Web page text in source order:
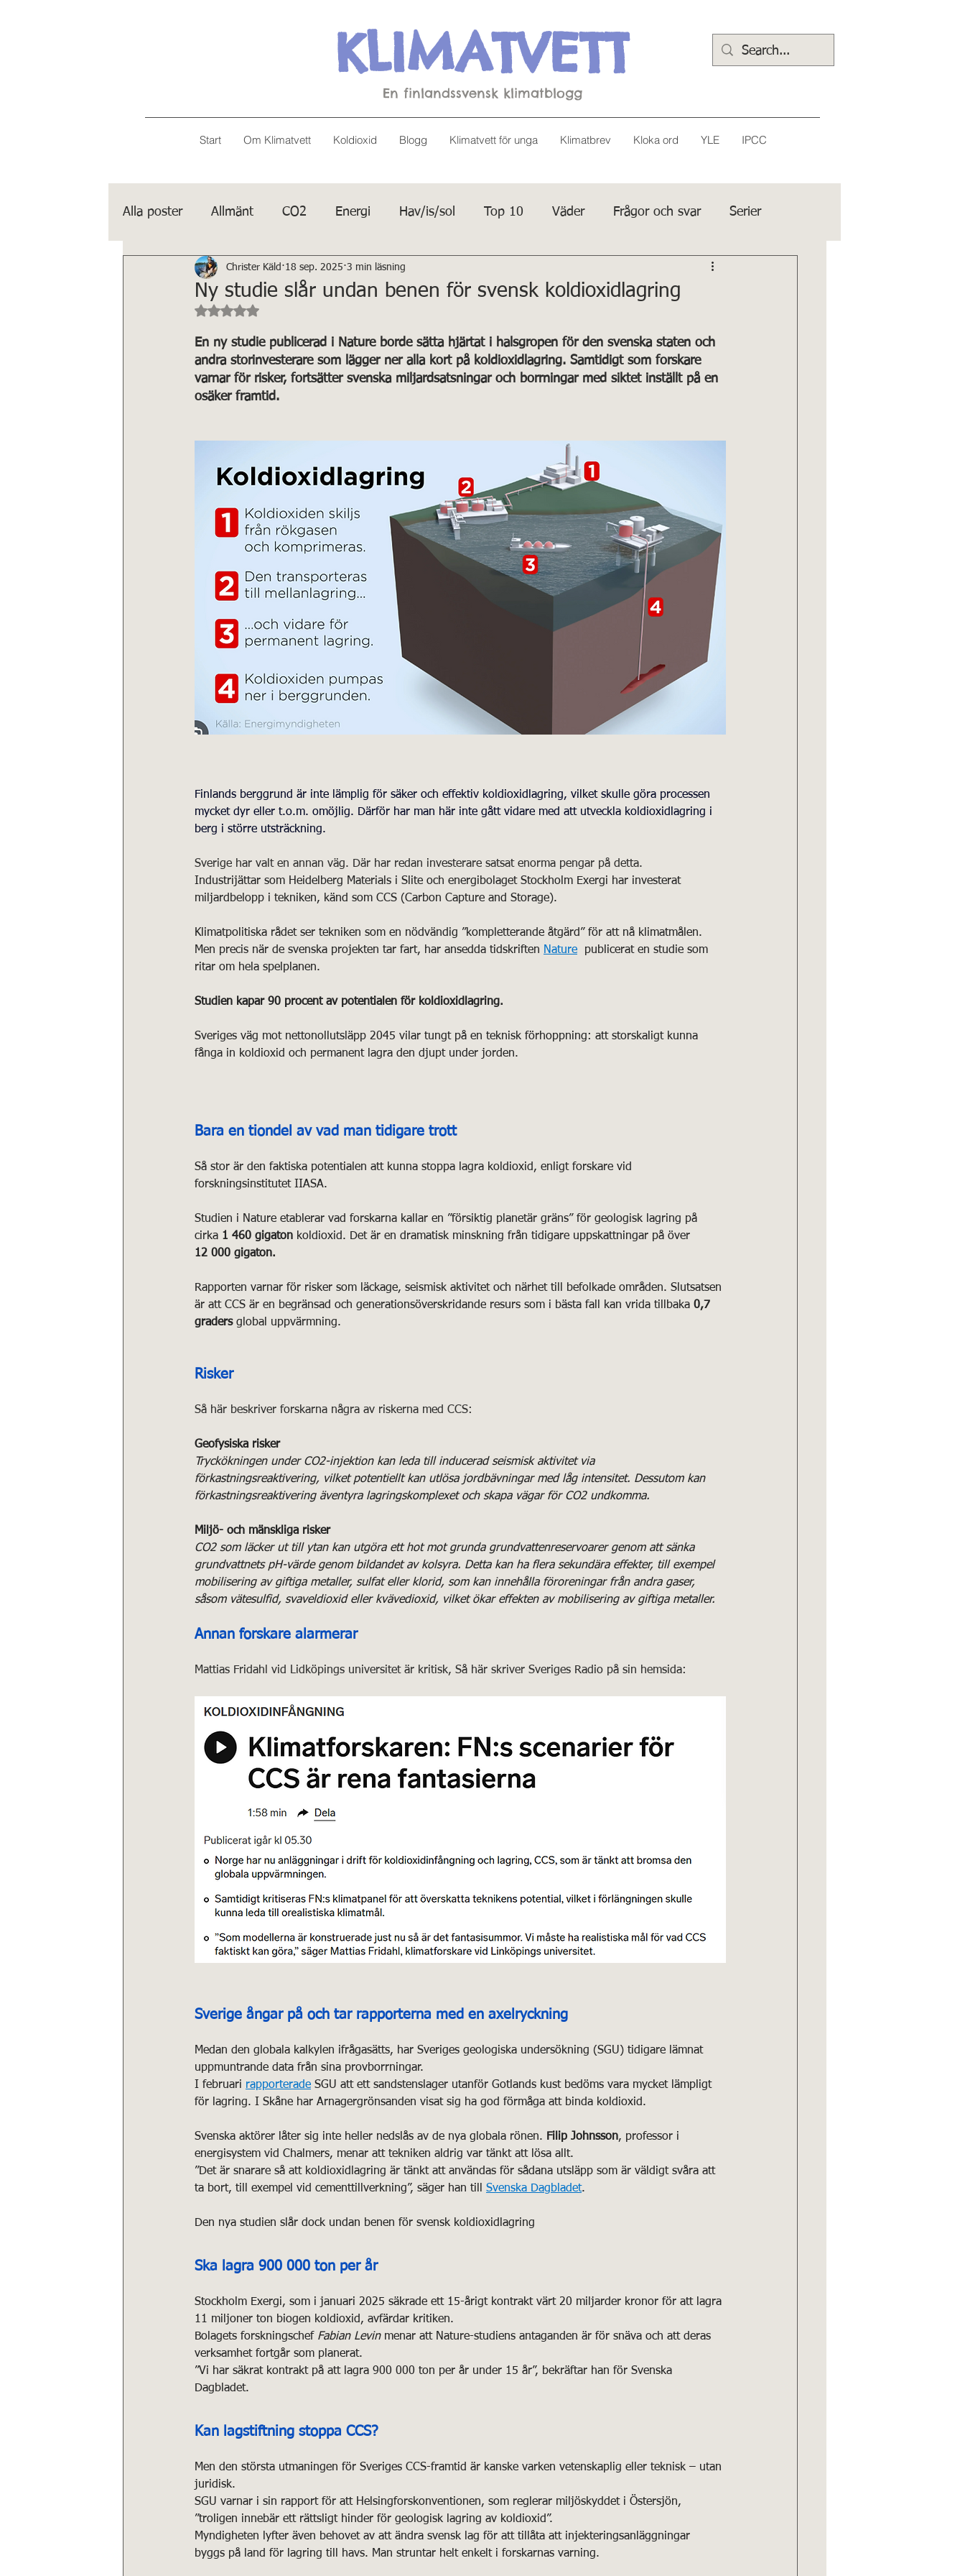
KLIMATVETT
En finlandssvensk klimatblogg
Start Om Klimatvett Koldioxid Blogg Klimatvett för unga Klimatbrev Kloka ord YLE IPCC
Alla poster Allmänt CO2 Energi Hav/is/sol Top 10 Väder Frågor och svar Serier
IPCC
Ny studie slår undan benen för svensk koldioxidlagring
Christer Käld 18 sep. 2025 3 min läsning
Betygsatt till NaN av 5 stjärnor.
En ny studie publicerad i Nature borde sätta hjärtat i halsgropen för den svenska staten och
andra storinvesterare som lägger ner alla kort på koldioxidlagring. Samtidigt som forskare
varnar för risker, fortsätter svenska miljardsatsningar och borrningar med siktet inställt på en
osäker framtid.
Finlands berggrund är inte lämplig för säker och effektiv koldioxidlagring, vilket skulle göra processen
mycket dyr eller t.o.m. omöjlig. Därför har man här inte gått vidare med att utveckla koldioxidlagring i
berg i större utsträckning.
Sverige har valt en annan väg. Där har redan investerare satsat enorma pengar på detta.
Industrijättar som Heidelberg Materials i Slite och energibolaget Stockholm Exergi har investerat
miljardbelopp i tekniken, känd som CCS (Carbon Capture and Storage).
Klimatpolitiska rådet ser tekniken som en nödvändig ”kompletterande åtgärd” för att nå klimatmålen.
Men precis när de svenska projekten tar fart, har ansedda tidskriften Nature publicerat en studie som
ritar om hela spelplanen.
Studien kapar 90 procent av potentialen för koldioxidlagring.
Sveriges väg mot nettonollutsläpp 2045 vilar tungt på en teknisk förhoppning: att storskaligt kunna
fånga in koldioxid och permanent lagra den djupt under jorden.
Bara en tiondel av vad man tidigare trott
Så stor är den faktiska potentialen att kunna stoppa lagra koldioxid, enligt forskare vid
forskningsinstitutet IIASA.
Studien i Nature etablerar vad forskarna kallar en ”försiktig planetär gräns” för geologisk lagring på
cirka 1 460 gigaton koldioxid. Det är en dramatisk minskning från tidigare uppskattningar på över
12 000 gigaton.
Rapporten varnar för risker som läckage, seismisk aktivitet och närhet till befolkade områden. Slutsatsen
är att CCS är en begränsad och generationsöverskridande resurs som i bästa fall kan vrida tillbaka 0,7
graders global uppvärmning.
Risker
Så här beskriver forskarna några av riskerna med CCS:
Geofysiska risker
Tryckökningen under CO2-injektion kan leda till inducerad seismisk aktivitet via
förkastningsreaktivering, vilket potentiellt kan utlösa jordbävningar med låg intensitet. Dessutom kan
förkastningsreaktivering äventyra lagringskomplexet och skapa vägar för CO2 undkomma.
Miljö- och mänskliga risker
CO2 som läcker ut till ytan kan utgöra ett hot mot grunda grundvattenreservoarer genom att sänka
grundvattnets pH-värde genom bildandet av kolsyra. Detta kan ha flera sekundära effekter, till exempel
mobilisering av giftiga metaller, sulfat eller klorid, som kan innehålla föroreningar från andra gaser,
såsom vätesulfid, svaveldioxid eller kvävedioxid, vilket ökar effekten av mobilisering av giftiga metaller.
Annan forskare alarmerar
Mattias Fridahl vid Lidköpings universitet är kritisk, Så här skriver Sveriges Radio på sin hemsida:
Sverige ångar på och tar rapporterna med en axelryckning
Medan den globala kalkylen ifrågasätts, har Sveriges geologiska undersökning (SGU) tidigare lämnat
uppmuntrande data från sina provborrningar.
I februari rapporterade SGU att ett sandstenslager utanför Gotlands kust bedöms vara mycket lämpligt
för lagring. I Skåne har Arnagergrönsanden visat sig ha god förmåga att binda koldioxid.
Svenska aktörer låter sig inte heller nedslås av de nya globala rönen. Filip Johnsson, professor i
energisystem vid Chalmers, menar att tekniken aldrig var tänkt att lösa allt.
”Det är snarare så att koldioxidlagring är tänkt att användas för sådana utsläpp som är väldigt svåra att
ta bort, till exempel vid cementtillverkning”, säger han till Svenska Dagbladet.
Den nya studien slår dock undan benen för svensk koldioxidlagring
Ska lagra 900 000 ton per år
Stockholm Exergi, som i januari 2025 säkrade ett 15-årigt kontrakt värt 20 miljarder kronor för att lagra
11 miljoner ton biogen koldioxid, avfärdar kritiken.
Bolagets forskningschef Fabian Levin menar att Nature-studiens antaganden är för snäva och att deras
verksamhet fortgår som planerat.
”Vi har säkrat kontrakt på att lagra 900 000 ton per år under 15 år”, bekräftar han för Svenska
Dagbladet.
Kan lagstiftning stoppa CCS?
Men den största utmaningen för Sveriges CCS-framtid är kanske varken vetenskaplig eller teknisk – utan
juridisk.
SGU varnar i sin rapport för att Helsingforskonventionen, som reglerar miljöskyddet i Östersjön,
”troligen innebär ett rättsligt hinder för geologisk lagring av koldioxid”.
Myndigheten lyfter även behovet av att ändra svensk lag för att tillåta att injekteringsanläggningar
byggs på land för lagring till havs. Man struntar helt enkelt i forskarnas varning.